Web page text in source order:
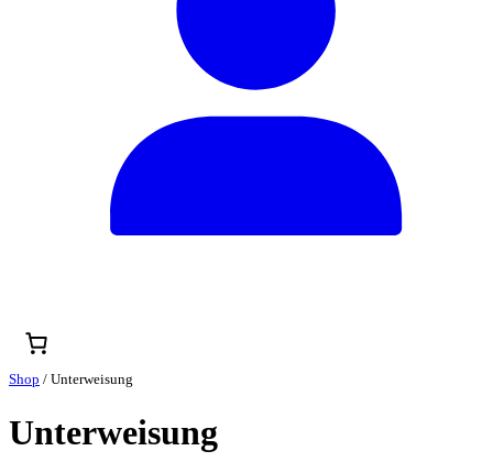
Shop / Unterweisung
Unterweisung